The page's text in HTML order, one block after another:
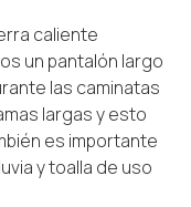
caliente
un pantalón largo
las caminatas
largas y esto
es importante
y toalla de uso